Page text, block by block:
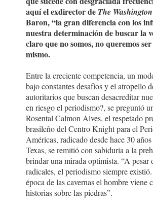
aquí el exdirector de The
Baron, “la gran diferencia con los
nuestra determinación de buscar la
claro que no somos, no queremos
mismo.
Entre la creciente competencia, un
bajo constantes desafíos y el atropello
autoritarios que buscan desacreditar
en riesgo el periodismo?, se preguntó
Rosental Calmon Alves, el respetado
brasileño del Centro Knight para el
Américas, radicado desde hace 30
Texas, se remitió con sabiduría a la
brindar una mirada optimista. “A pesar
radicales, el periodismo siempre
época de las cavernas el hombre viene
historias sobre las piedras”.